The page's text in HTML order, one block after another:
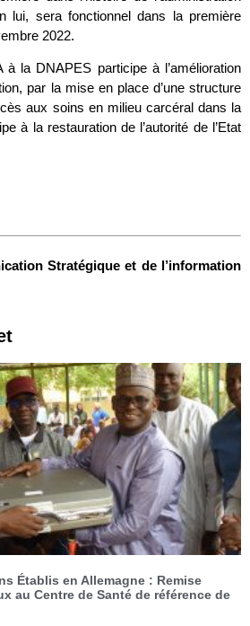
lui, sera fonctionnel dans la première
2022.
à la DNAPES participe à l’amélioration
par la mise en place d’une structure
aux soins en milieu carcéral dans la
à la restauration de l’autorité de l’Etat
Stratégique et de l’information
Établis en Allemagne : Remise
au Centre de Santé de référence de